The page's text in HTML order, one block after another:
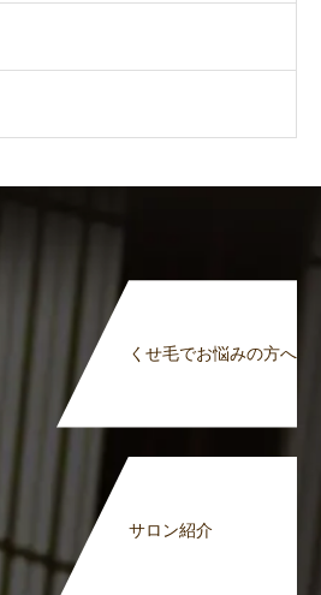
くせ毛でお悩みの方へ
サロン紹介